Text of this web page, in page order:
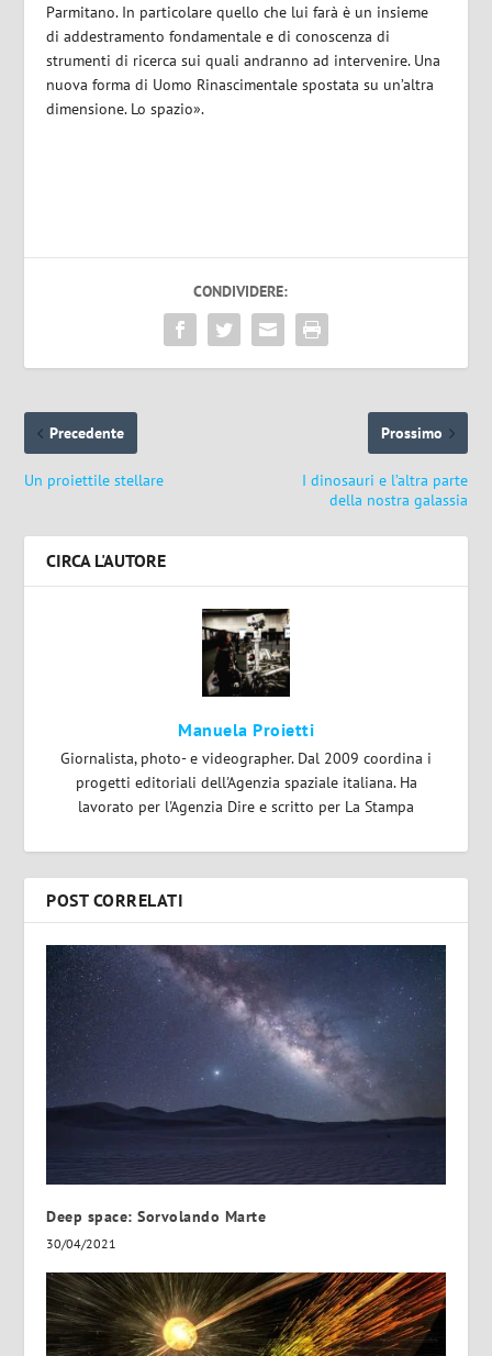
Parmitano. In particolare quello che lui farà è un insieme
di addestramento fondamentale e di conoscenza di
strumenti di ricerca sui quali andranno ad intervenire. Una
nuova forma di Uomo Rinascimentale spostata su un’altra
dimensione. Lo spazio».
CONDIVIDERE:
Precedente
Un proiettile stellare
Prossimo
I dinosauri e l’altra parte
della nostra galassia
CIRCA L'AUTORE
Manuela Proietti
Giornalista, photo- e videographer. Dal 2009 coordina i
progetti editoriali dell'Agenzia spaziale italiana. Ha
lavorato per l'Agenzia Dire e scritto per La Stampa
POST CORRELATI
Deep space: Sorvolando Marte
30/04/2021